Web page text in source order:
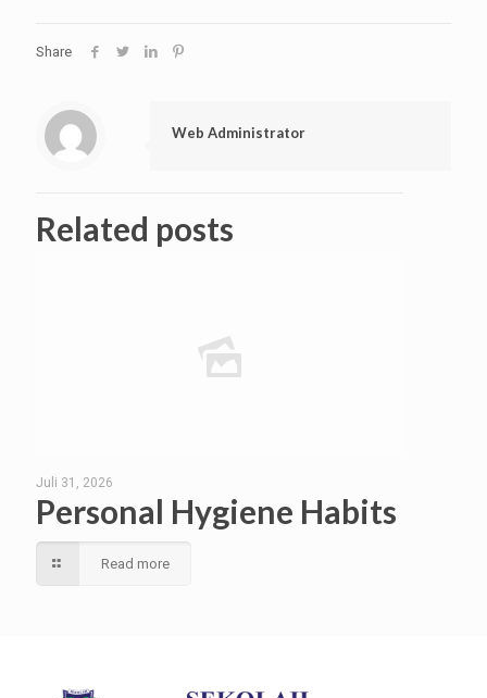
Share
Web Administrator
Related posts
Juli 31, 2026
Personal Hygiene Habits
Read more